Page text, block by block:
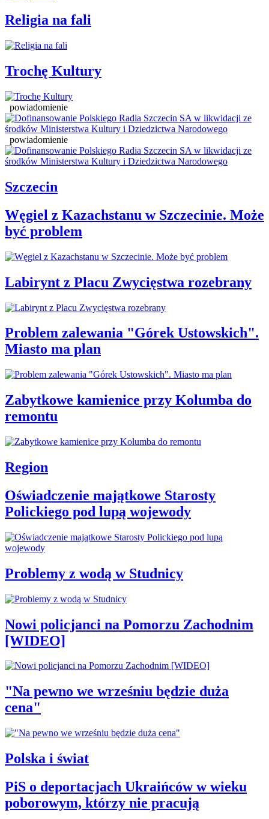
Religia na fali
Trochę Kultury
powiadomienie
powiadomienie
Szczecin
Węgiel z Kazachstanu w Szczecinie. Może
być problem
Labirynt z Placu Zwycięstwa rozebrany
Problem zalewania "Górek Ustowskich".
Miasto ma plan
Zabytkowe kamienice przy Kolumba do
remontu
Region
Oświadczenie majątkowe Starosty
Polickiego pod lupą wojewody
Problemy z wodą w Studnicy
Nowi policjanci na Pomorzu Zachodnim
[WIDEO]
"Na pewno we wrześniu będzie duża
cena"
Polska i świat
PiS o deportacjach Ukraińców w wieku
poborowym, którzy nie pracują